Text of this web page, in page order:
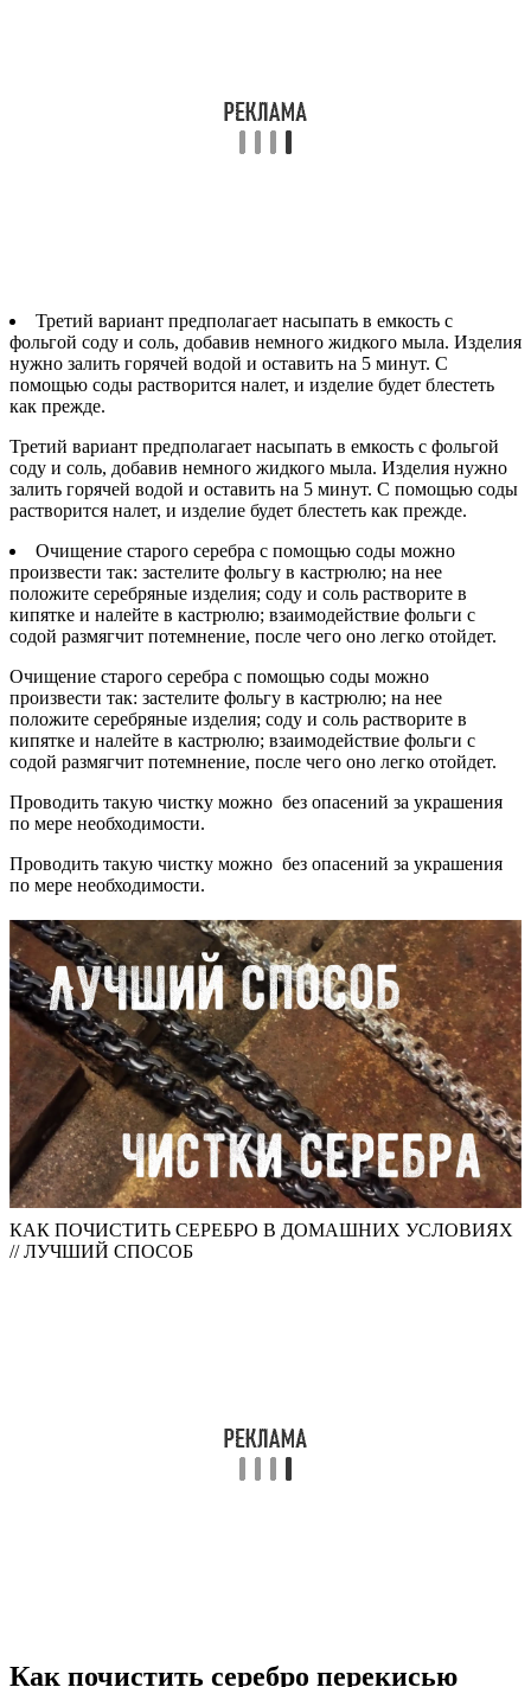
Третий вариант предполагает насыпать в емкость с
фольгой соду и соль, добавив немного жидкого мыла. Изделия
нужно залить горячей водой и оставить на 5 минут. С
помощью соды растворится налет, и изделие будет блестеть
как прежде.
Третий вариант предполагает насыпать в емкость с фольгой
соду и соль, добавив немного жидкого мыла. Изделия нужно
залить горячей водой и оставить на 5 минут. С помощью соды
растворится налет, и изделие будет блестеть как прежде.
Очищение старого серебра с помощью соды можно
произвести так: застелите фольгу в кастрюлю; на нее
положите серебряные изделия; соду и соль растворите в
кипятке и налейте в кастрюлю; взаимодействие фольги с
содой размягчит потемнение, после чего оно легко отойдет.
Очищение старого серебра с помощью соды можно
произвести так: застелите фольгу в кастрюлю; на нее
положите серебряные изделия; соду и соль растворите в
кипятке и налейте в кастрюлю; взаимодействие фольги с
содой размягчит потемнение, после чего оно легко отойдет.
Проводить такую чистку можно без опасений за украшения
по мере необходимости.
Проводить такую чистку можно без опасений за украшения
по мере необходимости.
КАК ПОЧИСТИТЬ СЕРЕБРО В ДОМАШНИХ УСЛОВИЯХ
// ЛУЧШИЙ СПОСОБ
Как почистить серебро перекисью